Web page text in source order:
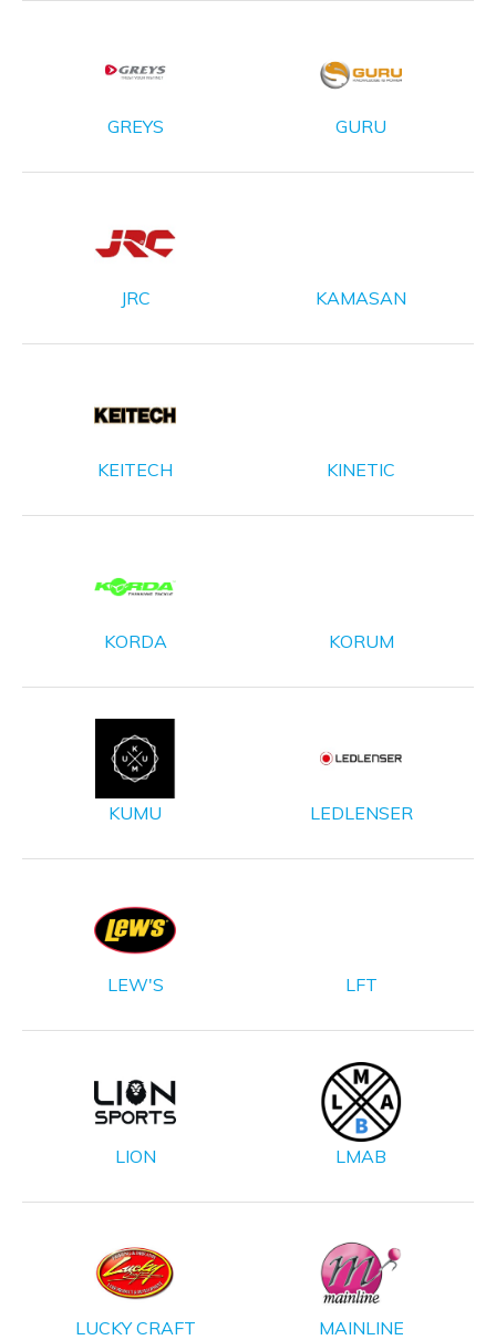
GREYS GURU
JRC KAMASAN
KEITECH KINETIC
KORDA KORUM
KUMU LEDLENSER
LEW'S LFT
LION LMAB
LUCKY CRAFT MAINLINE